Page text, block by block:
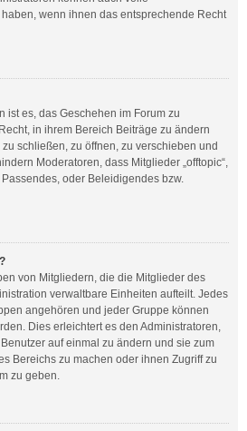
wenn ihnen das entsprechende Recht
ist es, das Geschehen im Forum zu
in ihrem Bereich Beiträge zu ändern
schließen, zu öffnen, zu verschieben und
Moderatoren, dass Mitglieder „offtopic“,
oder Beleidigendes bzw.
von Mitgliedern, die die Mitglieder des
verwaltbare Einheiten aufteilt. Jedes
angehören und jeder Gruppe können
Dies erleichtert es den Administratoren,
auf einmal zu ändern und sie zum
Bereichs zu machen oder ihnen Zugriff zu
zu geben.